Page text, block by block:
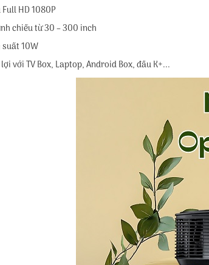
HD 1080P
chiếu từ 30 – 300 inch
10W
với TV Box, Laptop, Android Box, đầu K+...